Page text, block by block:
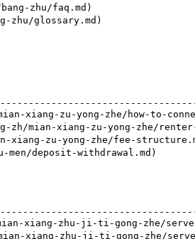
zhu/faq.md)
zhu/glossary.md)
xiang-zu-yong-zhe/how-to-
zh/mian-xiang-zu-yong-zhe/
xiang-zu-yong-zhe/fee-
ru-men/deposit-
zh/mian-xiang-zhu-ji-ti-
mian-xiang-zhu-ji-ti-gong-